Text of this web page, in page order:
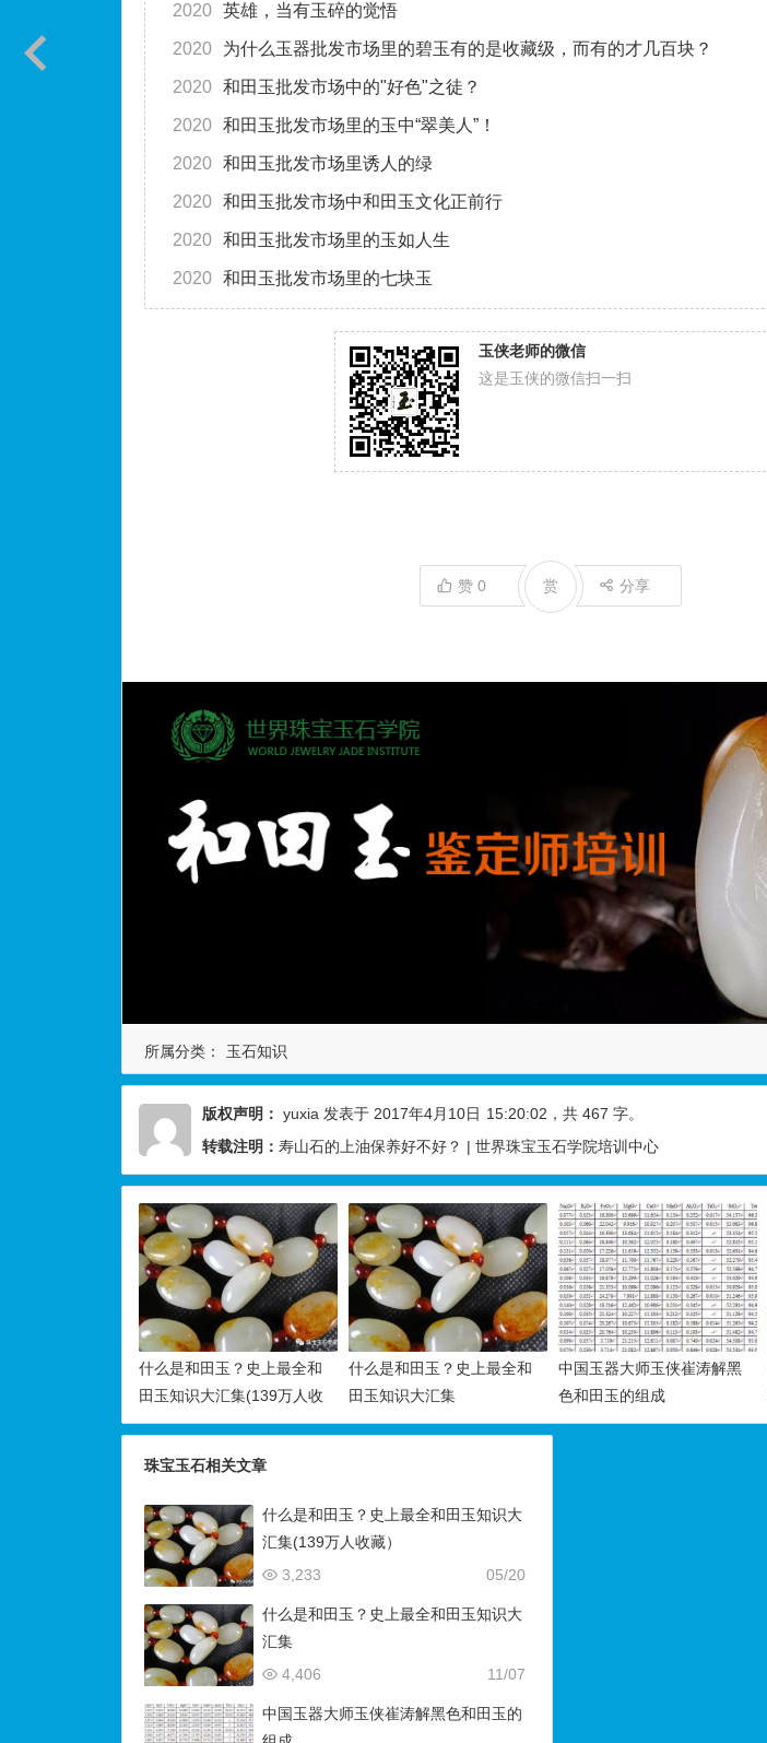
2020 英雄，当有玉碎的觉悟
2020 为什么玉器批发市场里的碧玉有的是收藏级，而有的才几百块？
2020 和田玉批发市场中的"好色"之徒？
2020 和田玉批发市场里的玉中“翠美人”！
2020 和田玉批发市场里诱人的绿
2020 和田玉批发市场中和田玉文化正前行
2020 和田玉批发市场里的玉如人生
2020 和田玉批发市场里的七块玉
玉侠老师的微信
这是玉侠的微信扫一扫
赞0 分享
赏
所属分类： 玉石知识
版权声明： yuxia 发表于 2017年4月10日 15:20:02 ，共 467 字。
转载注明： 寿山石的上油保养好不好？ | 世界珠宝玉石学院培训中心
什么是和田玉？史上最全和
田玉知识大汇集(139万人收
藏）
什么是和田玉？史上最全和
田玉知识大汇集
中国玉器大师玉侠崔涛解黑
色和田玉的组成
珠宝玉石相关文章
什么是和田玉？史上最全和田玉知识大
汇集(139万人收藏）
05/20
3,233
什么是和田玉？史上最全和田玉知识大
汇集
11/07
4,406
中国玉器大师玉侠崔涛解黑色和田玉的